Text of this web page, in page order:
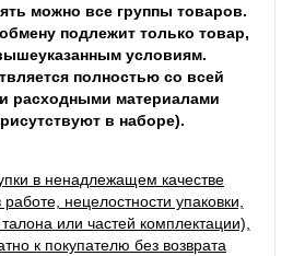
можно все группы товаров.
подлежит только товар,
условиям.
полностью со всей
расходными материалами
в наборе).
в ненадлежащем качестве
нецелостности упаковки,
или частей комплектации),
к покупателю без возврата